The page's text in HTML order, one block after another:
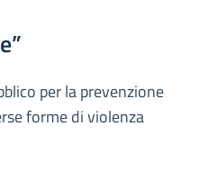
per la prevenzione
forme di violenza